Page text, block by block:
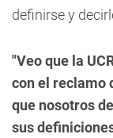
definirse y
"Veo que la
con el reclamo
que nosotros
sus